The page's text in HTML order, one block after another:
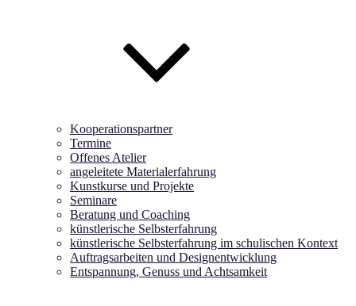
Kooperationspartner
Termine
Offenes Atelier
angeleitete Materialerfahrung
Kunstkurse und Projekte
Seminare
Beratung und Coaching
künstlerische Selbsterfahrung
künstlerische Selbsterfahrung im schulischen Kontext
Auftragsarbeiten und Designentwicklung
Entspannung, Genuss und Achtsamkeit